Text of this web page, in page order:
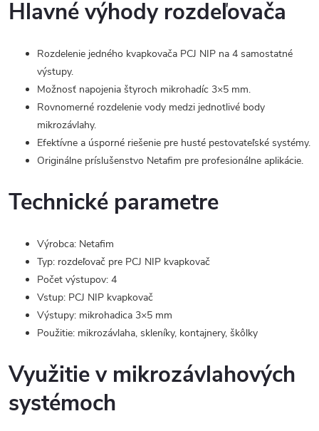
Hlavné výhody rozdeľovača
Rozdelenie jedného kvapkovača PCJ NIP na 4 samostatné
výstupy.
Možnosť napojenia štyroch mikrohadíc 3×5 mm.
Rovnomerné rozdelenie vody medzi jednotlivé body
mikrozávlahy.
Efektívne a úsporné riešenie pre husté pestovateľské systémy.
Originálne príslušenstvo Netafim pre profesionálne aplikácie.
Technické parametre
Výrobca: Netafim
Typ: rozdeľovač pre PCJ NIP kvapkovač
Počet výstupov: 4
Vstup: PCJ NIP kvapkovač
Výstupy: mikrohadica 3×5 mm
Použitie: mikrozávlaha, skleníky, kontajnery, škôlky
Využitie v mikrozávlahových
systémoch